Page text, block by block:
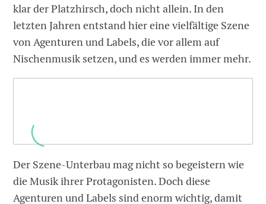
klar der Platzhirsch, doch nicht allein. In den
letzten Jahren entstand hier eine vielfältige Szene
von Agenturen und Labels, die vor allem auf
Nischenmusik setzen, und es werden immer mehr.
Der Szene-Unterbau mag nicht so begeistern wie
die Musik ihrer Protagonisten. Doch diese
Agenturen und Labels sind enorm wichtig, damit